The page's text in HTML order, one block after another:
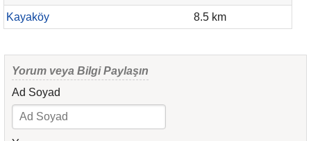
Kayaköy
8.5 km
Yorum veya Bilgi Paylaşın
Ad Soyad